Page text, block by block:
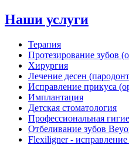
Наши услуги
Терапия
Протезирование зубов
Хирургия
Лечение десен
Исправление прикуса
Имплантация
Детская стоматология
Профессиональная
Отбеливание зубов
Flexiligner - исправление